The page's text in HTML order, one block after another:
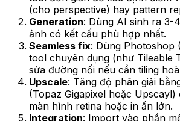
(cho perspective) hay pattern
Generation: Dùng AI sinh ra 3-
ảnh có kết cấu phù hợp nhất.
Seamless fix: Dùng Photoshop
tool chuyên dụng (như Tileable
sửa đường nối nếu cần tiling
Upscale: Tăng độ phân giải
(Topaz Gigapixel hoặc
màn hình retina hoặc in ấn lớn.
Integration: Import vào phần